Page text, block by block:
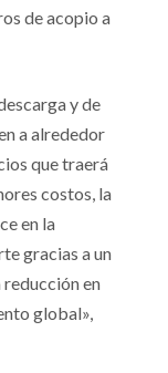
de acopio a
y de
a alrededor
que traerá
costos, la
en la
gracias a un
en
global»,